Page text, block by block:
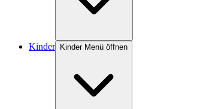
Kinder Kinder Menü öffnen